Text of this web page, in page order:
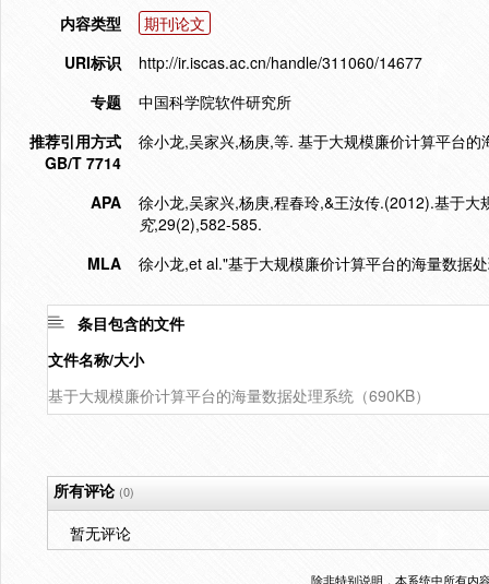
内容类型
期刊论文
URI标识
http://ir.iscas.ac.cn/handle/311060/14677
专题
中国科学院软件研究所
推荐引用方式
GB/T 7714
徐小龙,吴家兴,杨庚,等. 基于大规模廉价计算平台
APA
徐小龙,吴家兴,杨庚,程春玲,&王汝传.(2012).基于
究,29(2),582-585.
MLA
徐小龙,et al."基于大规模廉价计算平台的海量数据
条目包含的文件
文件名称/大小
基于大规模廉价计算平台的海量数据处理系统（690KB）
所有评论(0)
暂无评论
除非特别说明，本系统中所有内